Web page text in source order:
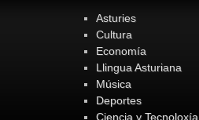
Asturies
Cultura
Economía
Llingua Asturiana
Música
Deportes
Ciencia y Tecnoloxía